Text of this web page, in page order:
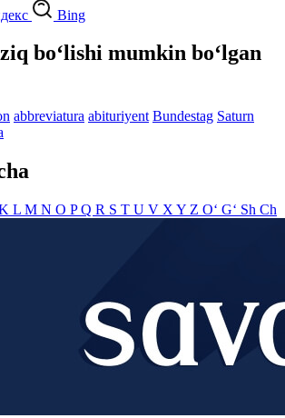
Bing
bo‘lishi mumkin bo‘lgan
abbreviatura abituriyent Bundestag Saturn
L M N O PQ R S T U V X Y Z O‘ G‘ Sh Ch